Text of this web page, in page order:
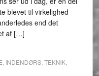
blevet til virkelighed
end det
af […]
INDENDØRS, TEKNIK,